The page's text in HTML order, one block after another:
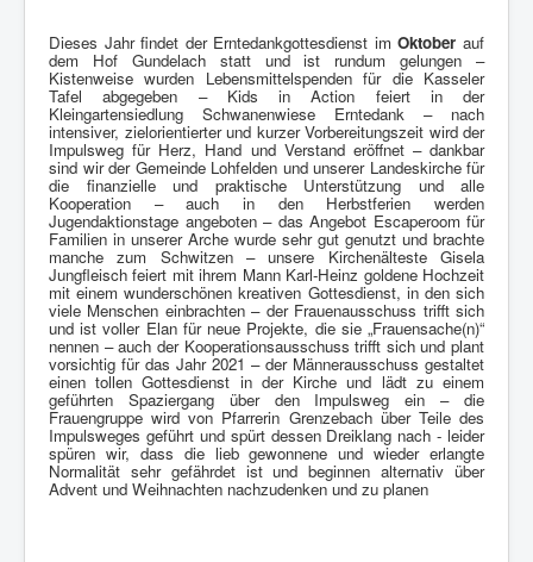
Dieses Jahr findet der Erntedankgottesdienst imOktober auf
dem Hof Gundelach statt und ist rundum gelungen –
Kistenweise wurden Lebensmittelspenden für die Kasseler
Tafel abgegeben – Kids in Action feiert in der
Kleingartensiedlung Schwanenwiese Erntedank – nach
intensiver, zielorientierter und kurzer Vorbereitungszeit wird der
Impulsweg für Herz, Hand und Verstand eröffnet – dankbar
sind wir der Gemeinde Lohfelden und unserer Landeskirche für
die finanzielle und praktische Unterstützung und alle
Kooperation – auch in den Herbstferien werden
Jugendaktionstage angeboten – das Angebot Escaperoom für
Familien in unserer Arche wurde sehr gut genutzt und brachte
manche zum Schwitzen – unsere Kirchenälteste Gisela
Jungfleisch feiert mit ihrem Mann Karl-Heinz goldene Hochzeit
mit einem wunderschönen kreativen Gottesdienst, in den sich
viele Menschen einbrachten – der Frauenausschuss trifft sich
und ist voller Elan für neue Projekte, die sie „Frauensache(n)“
nennen – auch der Kooperationsausschuss trifft sich und plant
vorsichtig für das Jahr 2021 – der Männerausschuss gestaltet
einen tollen Gottesdienst in der Kirche und lädt zu einem
geführten Spaziergang über den Impulsweg ein – die
Frauengruppe wird von Pfarrerin Grenzebach über Teile des
Impulsweges geführt und spürt dessen Dreiklang nach - leider
spüren wir, dass die lieb gewonnene und wieder erlangte
Normalität sehr gefährdet ist und beginnen alternativ über
Advent und Weihnachten nachzudenken und zu planen